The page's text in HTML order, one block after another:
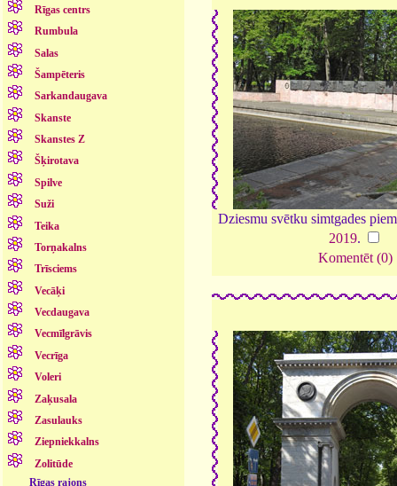
Rīgas centrs
Rumbula
Salas
Šampēteris
Sarkandaugava
Skanste
Skanstes Z
Šķirotava
Spilve
Suži
Teika
Torņakalns
Trīsciems
Vecāķi
Vecdaugava
Vecmīlgrāvis
Vecrīga
Voleri
Zaķusala
Zasulauks
Ziepniekkalns
Zolitūde
Rīgas rajons
Dziesmu svētku simtgades
2019.
Komentēt (0)